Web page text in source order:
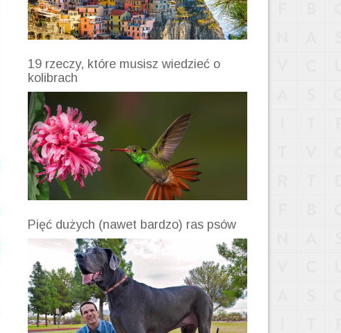
19 rzeczy, które musisz wiedzieć o
kolibrach
Pięć dużych (nawet bardzo) ras psów